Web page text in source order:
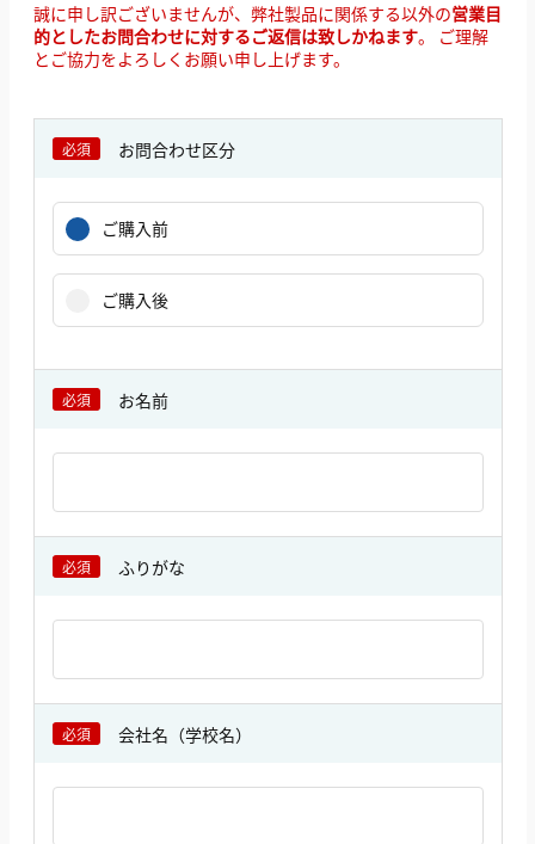
誠に申し訳ございませんが、弊社製品に関係する以外の営業目
的としたお問合わせに対するご返信は致しかねます。
ご理解
とご協力をよろしくお願い申し上げます。
必須 お問合わせ区分
ご購入前
ご購入後
必須 お名前
必須 ふりがな
必須 会社名（学校名）